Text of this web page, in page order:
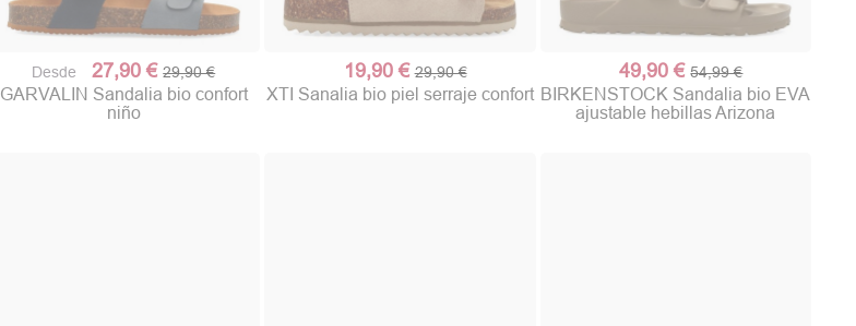
Desde 27,90 € 29,90 €
GARVALIN Sandalia bio confort
niño
19,90 € 29,90 €
XTI Sanalia bio piel serraje confort
49,90 € 54,99 €
BIRKENSTOCK Sandalia bio EVA
ajustable hebillas Arizona